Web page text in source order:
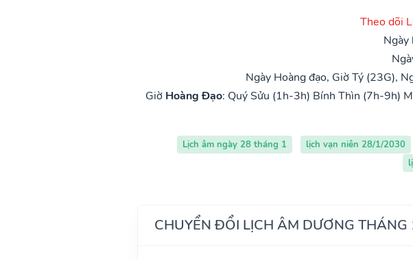
Theo dõi
Ngày
Ngày Hoàng đạo, Giờ Tý (23G),
Giờ Hoàng Đạo: Quý Sửu (1h-3h) Bính Thìn (7h-9h)
Lịch âm ngày 28 tháng 1 lịch vạn niên 28/1/2030
CHUYỂN ĐỔI LỊCH ÂM DƯƠNG